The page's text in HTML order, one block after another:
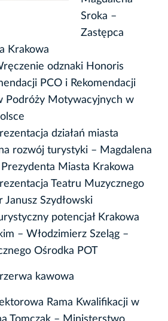
Sroka –
Zastępca
Krakowa
odznaki Honoris
PCO i Rekomendacji
Podróży Motywacyjnych w
działań miasta
rozwój turystyki – Magdalena
Miasta Krakowa
Teatru Muzycznego
Szydłowski
potencjał Krakowa
– Włodzimierz Szeląg –
Ośrodka POT
kawowa
Rama Kwalifikacji w